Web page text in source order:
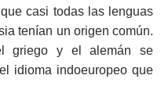
casi todas las lenguas
tenían un origen común.
griego y el alemán se
idioma indoeuropeo que